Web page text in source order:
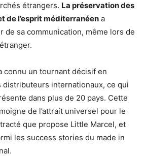
étrangers. La préservation des
de l’esprit méditerranéen a
sa communication, même lors de
connu un tournant décisif en
distributeurs internationaux, ce qui
dans plus de 20 pays. Cette
de l’attrait universel pour le
que propose Little Marcel, et
les success stories du made in